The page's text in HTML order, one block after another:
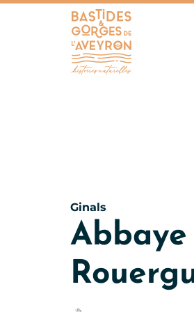
Ginals
Abbaye